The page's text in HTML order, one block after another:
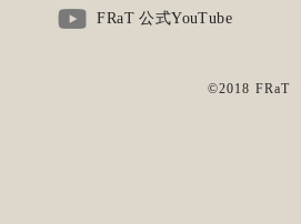
FRaT 公式YouTube
©2018 FRaT